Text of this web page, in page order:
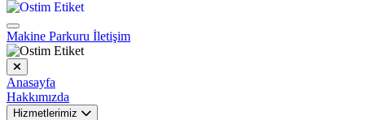
Makine Parkuru İletişim
Anasayfa
Hakkımızda
Hizmetlerimiz